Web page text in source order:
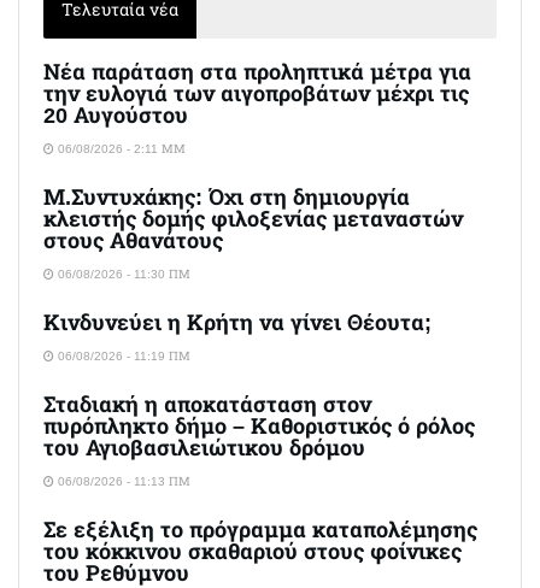
Τελευταία νέα
Νέα παράταση στα προληπτικά μέτρα για
την ευλογιά των αιγοπροβάτων μέχρι τις
20 Αυγούστου
06/08/2026 - 2:11 ΜΜ
Μ.Συντυχάκης: Όχι στη δημιουργία
κλειστής δομής φιλοξενίας μεταναστών
στους Αθανάτους
06/08/2026 - 11:30 ΠΜ
Κινδυνεύει η Κρήτη να γίνει Θέουτα;
06/08/2026 - 11:19 ΠΜ
Σταδιακή η αποκατάσταση στον
πυρόπληκτο δήμο – Καθοριστικός ό ρόλος
του Αγιοβασιλειώτικου δρόμου
06/08/2026 - 11:13 ΠΜ
Σε εξέλιξη το πρόγραμμα καταπολέμησης
του κόκκινου σκαθαριού στους φοίνικες
του Ρεθύμνου